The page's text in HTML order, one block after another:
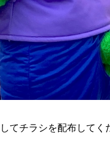
てチラシを配布してく